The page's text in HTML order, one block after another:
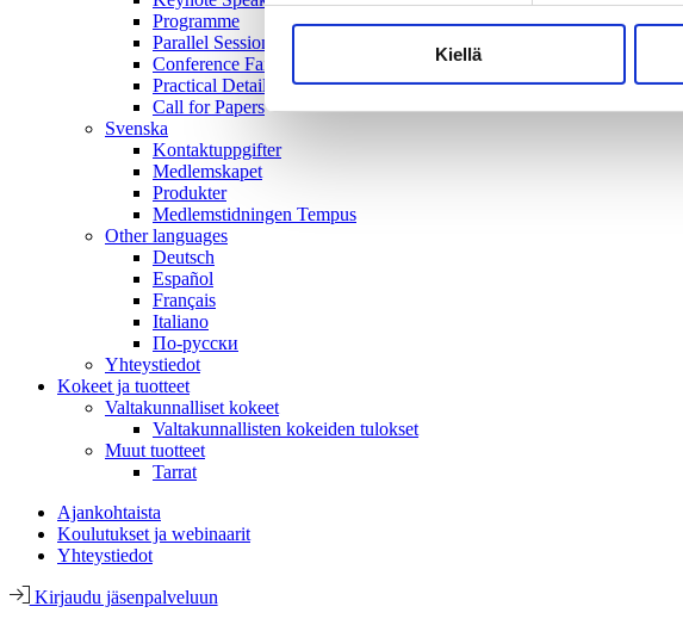
Kiellä
Programme
Parallel Sessions
Conference Fair and Poster Exhibition
Practical Details
Call for Papers
Svenska
Kontaktuppgifter
Medlemskapet
Produkter
Medlemstidningen Tempus
Other languages
Deutsch
Español
Français
Italiano
По-русски
Yhteystiedot
Kokeet ja tuotteet
Valtakunnalliset kokeet
Valtakunnallisten kokeiden tulokset
Muut tuotteet
Tarrat
Ajankohtaista
Koulutukset ja webinaarit
Yhteystiedot
Kirjaudu jäsenpalveluun